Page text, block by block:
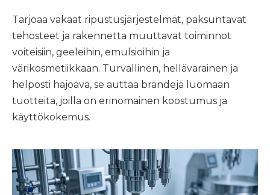
Tarjoaa vakaat ripustusjärjestelmät, paksuntavat
tehosteet ja rakennetta muuttavat toiminnot
voiteisiin, geeleihin, emulsioihin ja
värikosmetiikkaan. Turvallinen, hellävarainen ja
helposti hajoava, se auttaa brändejä luomaan
tuotteita, joilla on erinomainen koostumus ja
käyttökokemus.